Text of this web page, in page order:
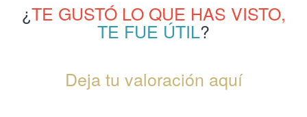
¿TE GUSTÓ LO QUE HAS VISTO,
TE FUE ÚTIL?
Deja tu valoración aquí